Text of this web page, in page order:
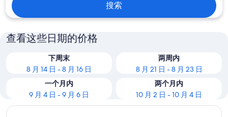
搜索
查看这些日期的价格
下周末
8 月 14 日 - 8 月 16 日
两周内
8 月 21 日 - 8 月 23 日
一个月内
9 月 4 日 - 9 月 6 日
两个月内
10 月 2 日 - 10 月 4 日